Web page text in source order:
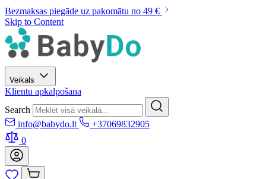
Bezmaksas piegāde uz pakomātu no 49 €
Skip to Content
Veikals
Klientu apkalpošana
Search
info@babydo.lt
+37069832905
0